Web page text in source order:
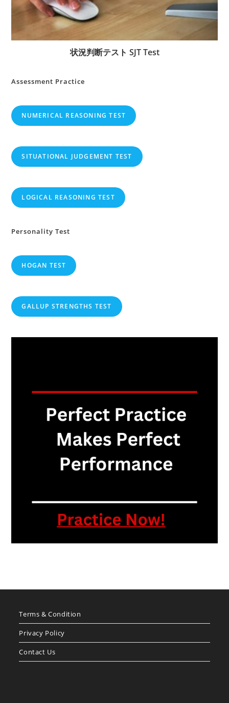
状況判断テスト SJT Test
Assessment Practice
NUMERICAL REASONING TEST
SITUATIONAL JUDGEMENT TEST
LOGICAL REASONING TEST
Personality Test
HOGAN TEST
GALLUP STRENGTHS TEST
Terms & Condition
Privacy Policy
Contact Us